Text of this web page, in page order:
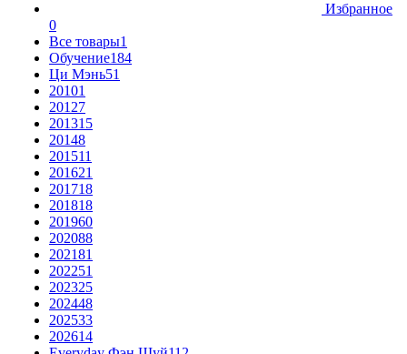
Избранное
0
Все товары1
Обучение184
Ци Мэнь51
20101
20127
201315
20148
201511
201621
201718
201818
201960
202088
202181
202251
202325
202448
202533
202614